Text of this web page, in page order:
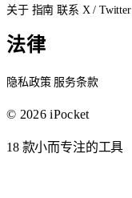
关于 指南联系 X / Twitter
法律
隐私政策 服务条款
© 2026 iPocket
18 款小而专注的工具